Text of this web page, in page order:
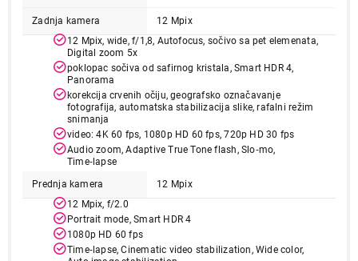
Zadnja kamera
12 Mpix
12 Mpix, wide, f/1,8, Autofocus, sočivo sa pet elemenata,
Digital zoom 5x
poklopac sočiva od safirnog kristala, Smart HDR 4,
Panorama
korekcija crvenih očiju, geografsko označavanje
fotografija, automatska stabilizacija slike, rafalni režim
snimanja
video: 4K 60 fps, 1080p HD 60 fps, 720p HD 30 fps
Audio zoom, Adaptive True Tone flash, Slo‑mo,
Time‑lapse
Prednja kamera
12 Mpix
12 Mpix, f/2.0
Portrait mode, Smart HDR 4
1080p HD 60 fps
Time‑lapse, Cinematic video stabilization, Wide color,
TABLETI
APPLE 13-inch iPad Pro (M5) Cellular
256GB with Standard Glass - Space Black
me7w4hc/a
Proizvod je dodat u korpu.
Ukupno u korpi: 0,00
Nastavi kupovinu